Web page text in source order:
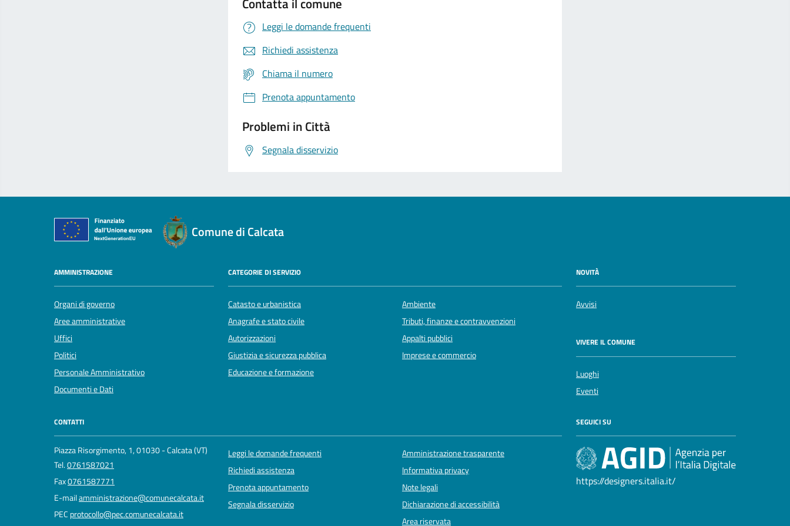
Leggi le domande frequenti
Richiedi assistenza
Chiama il numero
Prenota appuntamento
Problemi in Città
Segnala disservizio
Comune di Calcata
AMMINISTRAZIONE
Organi di governo
Aree amministrative
Uffici
Politici
Personale Amministrativo
Documenti e Dati
CATEGORIE DI SERVIZIO
Catasto e urbanistica
Anagrafe e stato civile
Autorizzazioni
Giustizia e sicurezza pubblica
Educazione e formazione
Ambiente
Tributi, finanze e contravvenzioni
Appalti pubblici
Imprese e commercio
NOVITÀ
Avvisi
VIVERE IL COMUNE
Luoghi
Eventi
CONTATTI
Piazza Risorgimento, 1, 01030 - Calcata (VT)
Tel.0761587021
Fax0761587771
E-mailamministrazione@comunecalcata.it
PEC protocollo@pec.comunecalcata.it
Leggi le domande frequenti
Richiedi assistenza
Prenota appuntamento
Segnala disservizio
Amministrazione trasparente
Informativa privacy
Note legali
Dichiarazione di accessibilità
Area riservata
SEGUICI SU
https://designers.italia.it/